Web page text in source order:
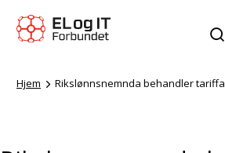
Hjem Rikslønnsnemnda behandler